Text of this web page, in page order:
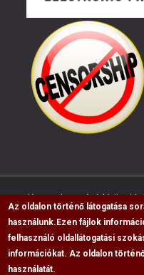
Kapcsolat
RSS
Copyright © 2009-2026,
Az oldalon történő látogatása
használunk. Ezen fájlok
felhasználó oldallátogatási
információkat. Az oldalon
használatát.